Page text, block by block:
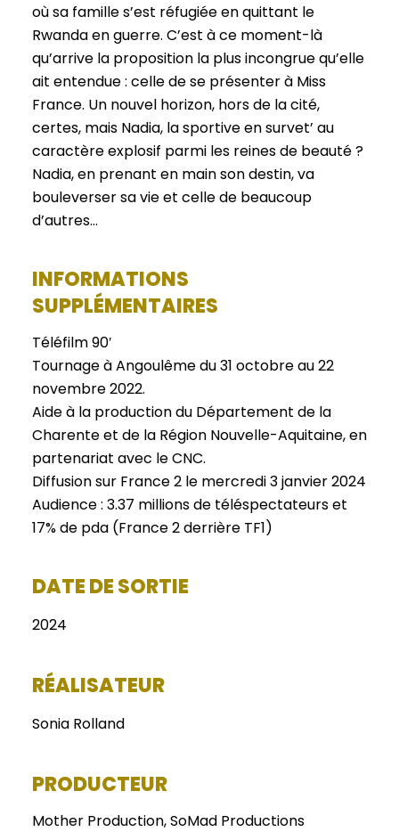
où sa famille s’est réfugiée en quittant le
Rwanda en guerre. C’est à ce moment-là
qu’arrive la proposition la plus incongrue qu’elle
ait entendue : celle de se présenter à Miss
France. Un nouvel horizon, hors de la cité,
certes, mais Nadia, la sportive en survet’ au
caractère explosif parmi les reines de beauté ?
Nadia, en prenant en main son destin, va
bouleverser sa vie et celle de beaucoup
d’autres…
INFORMATIONS
SUPPLÉMENTAIRES
Téléfilm 90′
Tournage à Angoulême du 31 octobre au 22
novembre 2022.
Aide à la production du Département de la
Charente et de la Région Nouvelle-Aquitaine, en
partenariat avec le CNC.
Diffusion sur France 2 le mercredi 3 janvier 2024
Audience : 3.37 millions de téléspectateurs et
17% de pda (France 2 derrière TF1)
DATE DE SORTIE
2024
RÉALISATEUR
Sonia Rolland
PRODUCTEUR
Mother Production, SoMad Productions